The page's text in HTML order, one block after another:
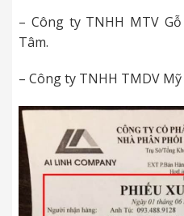
– Công ty TNHH MTV
Tâm.
– Công ty TNHH TMDV